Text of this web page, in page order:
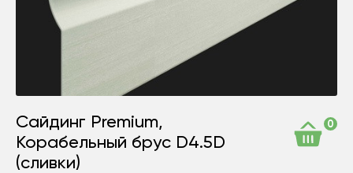
Сайдинг Premium,
Корабельный брус D4.5D
(сливки)
0